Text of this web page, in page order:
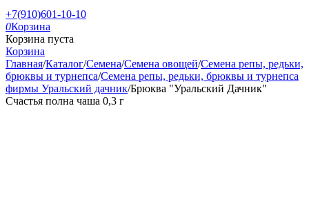
+7(910)601-10-10
0Корзина
Корзина пуста
Корзина
Главная/Каталог/Семена/Семена овощей/Семена репы, редьки,
брюквы и турнепса/Семена репы, редьки, брюквы и турнепса
фирмы Уральский дачник/Брюква "Уральский Дачник"
Счастья полна чаша 0,3 г